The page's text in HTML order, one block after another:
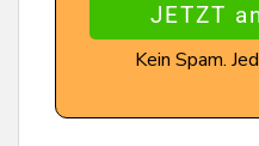
JETZT
Kein Spam.